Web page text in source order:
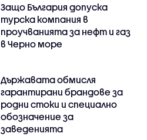
Защо България допуска
турска компания в
проучванията за нефт и газ
в Черно море
Държавата обмисля
гарантирани брандове за
родни стоки и специално
обозначение за
заведенията